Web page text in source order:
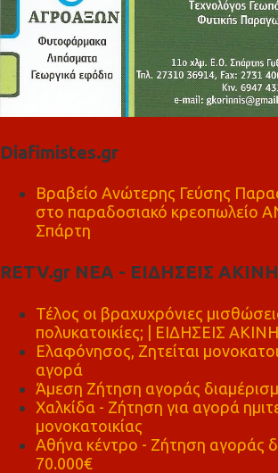
Diafimistes.gr
Βραβείο Ανώτερης Γεύσης
στο παραδοσιακό κρεοπωλείο
Σπάρτη
RETV.gr ΝΕΑ - ΕΙΔΗΣΕΙΣ
Τέλος οι βραχυχρόνιες
πολυκατοικίες; | ΕΙΔΗΣΕΙΣ
Ελαφόνησος, Ζητείται
αγορά
Άμεση Ζήτηση αγοράς
Χαλκίδα - Ζήτηση για αγορά
μονοκατοικίας
Αθήνα κέντρο - Ζήτηση αγοράς
70.000€